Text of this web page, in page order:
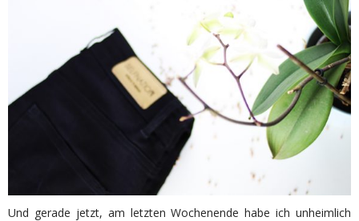
Und gerade jetzt, am letzten Wochenende habe ich unheimlich